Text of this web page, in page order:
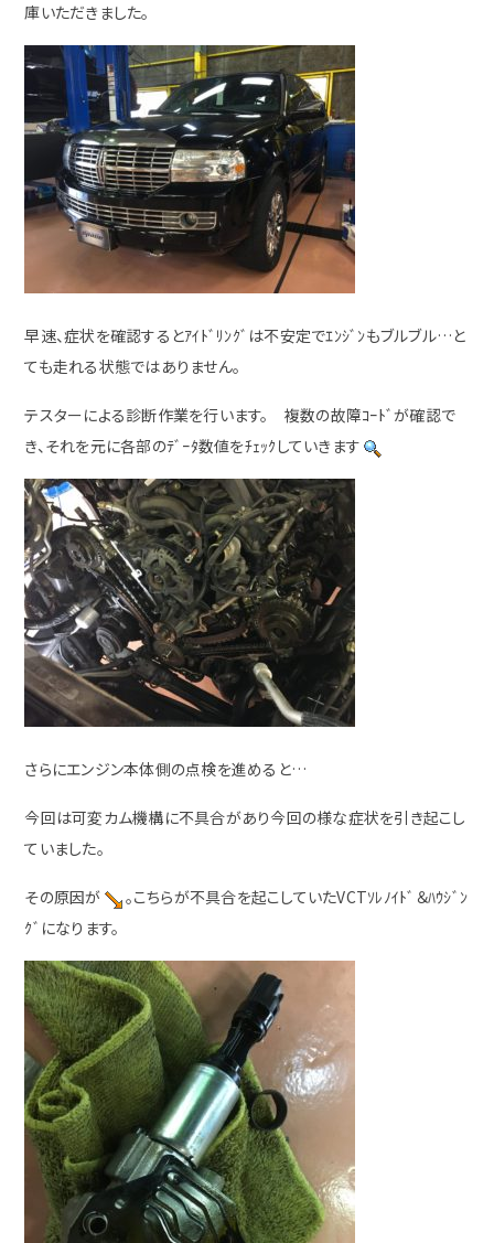
庫いただきました。
早速、症状を確認するとｱｲﾄﾞﾘﾝｸﾞは不安定でｴﾝｼﾞﾝもブルブル…と
ても走れる状態ではありません。
テスターによる診断作業を行います。 複数の故障ｺｰﾄﾞが確認で
き、それを元に各部のﾃﾞｰﾀ数値をﾁｪｯｸしていきます
さらにエンジン本体側の点検を進めると…
今回は可変カム機構に不具合があり今回の様な症状を引き起こし
ていました。
その原因が
。こちらが不具合を起こしていたVCTｿﾚﾉｲﾄﾞ＆ﾊｳｼﾞﾝ
ｸﾞになります。